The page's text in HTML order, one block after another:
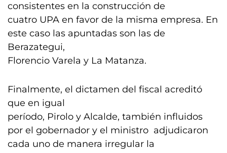
consistentes en la construcción de
cuatro UPA en favor de la misma empresa. En
este caso las apuntadas son las de
Berazategui,
Florencio Varela y La Matanza.
Finalmente, el dictamen del fiscal acreditó
que en igual
período, Pirolo y Alcalde, también influidos
por el gobernador y el ministro adjudicaron
cada uno de manera irregular la